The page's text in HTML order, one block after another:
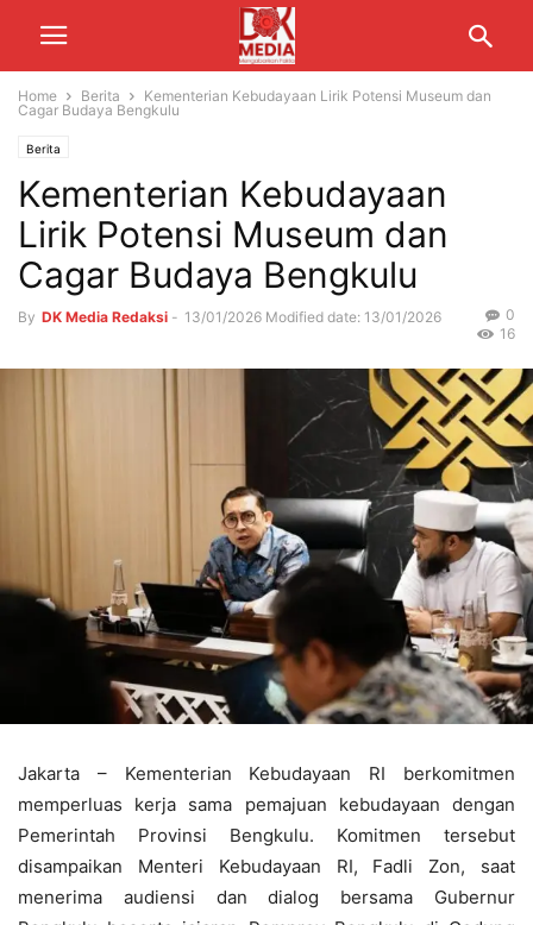
Home Berita
Kementerian Kebudayaan Lirik Potensi Museum dan
Cagar Budaya Bengkulu
Berita
Kementerian Kebudayaan
Lirik Potensi Museum dan
Cagar Budaya Bengkulu
By DK Media Redaksi - 13/01/2026 Modified date: 13/01/2026
0
16
Jakarta – Kementerian Kebudayaan RI berkomitmen
memperluas kerja sama pemajuan kebudayaan dengan
Pemerintah Provinsi Bengkulu. Komitmen tersebut
disampaikan Menteri Kebudayaan RI, Fadli Zon, saat
menerima audiensi dan dialog bersama Gubernur